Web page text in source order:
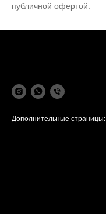
публичной офертой.
Дополнительные страницы: